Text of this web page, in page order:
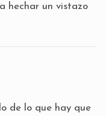
hechar un vistazo
de lo que hay que